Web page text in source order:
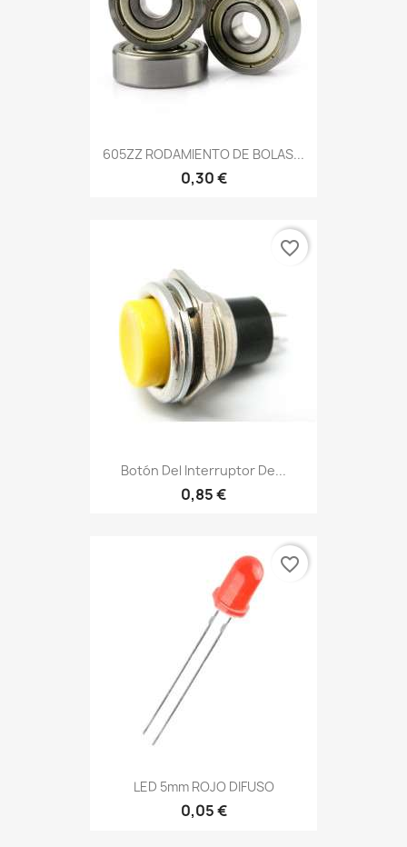
605ZZ RODAMIENTO DE BOLAS...
0,30 €
Botón Del Interruptor De...
0,85 €
favorite_border
LED 5mm ROJO DIFUSO
0,05 €
favorite_border